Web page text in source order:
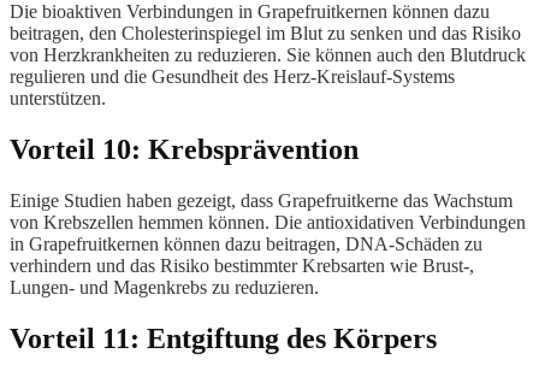
Die bioaktiven Verbindungen in Grapefruitkernen können dazu
beitragen, den Cholesterinspiegel im Blut zu senken und das Risiko
von Herzkrankheiten zu reduzieren. Sie können auch den Blutdruck
regulieren und die Gesundheit des Herz-Kreislauf-Systems
unterstützen.
Vorteil 10: Krebsprävention
Einige Studien haben gezeigt, dass Grapefruitkerne das Wachstum
von Krebszellen hemmen können. Die antioxidativen Verbindungen
in Grapefruitkernen können dazu beitragen, DNA-Schäden zu
verhindern und das Risiko bestimmter Krebsarten wie Brust-,
Lungen- und Magenkrebs zu reduzieren.
Vorteil 11: Entgiftung des Körpers